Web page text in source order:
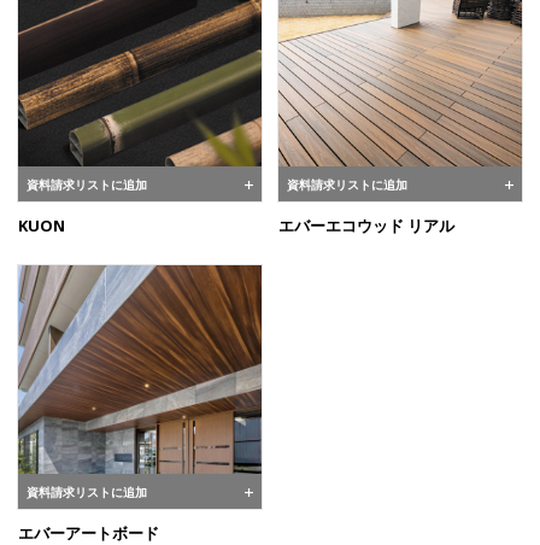
資料請求リストに追加
KUON
資料請求リストに追加
エバーエコウッド リアル
資料請求リストに追加
エバーアートボード